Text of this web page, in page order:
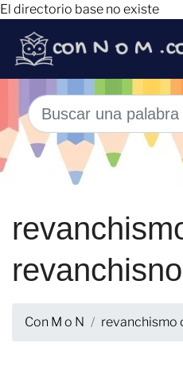
El directorio base no existe
revanchisno
Con M o N revanchismo